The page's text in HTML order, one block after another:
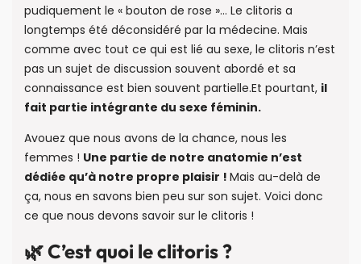
pudiquement le « bouton de rose »… Le clitoris a
longtemps été déconsidéré par la médecine. Mais
comme avec tout ce qui est lié au sexe, le clitoris n’est
pas un sujet de discussion souvent abordé et sa
connaissance est bien souvent partielle.Et pourtant, il
fait partie intégrante du sexe féminin.
Avouez que nous avons de la chance, nous les
femmes ! Une partie de notre anatomie n’est
dédiée qu’à notre propre plaisir ! Mais au-delà de
ça, nous en savons bien peu sur son sujet. Voici donc
ce que nous devons savoir sur le clitoris !
🌿 C’est quoi le clitoris ?